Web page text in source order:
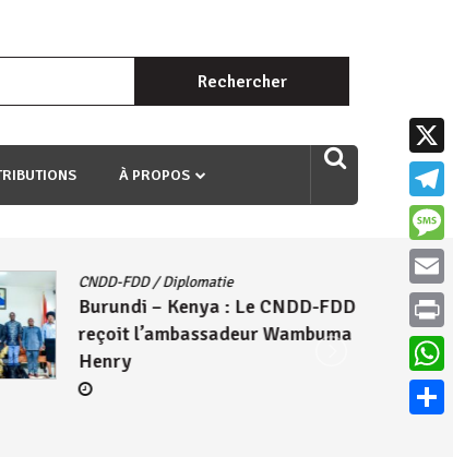
ndagusigiye iki kibazo : Uriko ukora iki kugira ngo
Rechercher :
À PROPOS
CNDD-FDD/Diplomatie
Burundi – Kenya : Le CNDD-FDD
reçoit l’ambassadeur Wambuma
Henry
X
Email
Print